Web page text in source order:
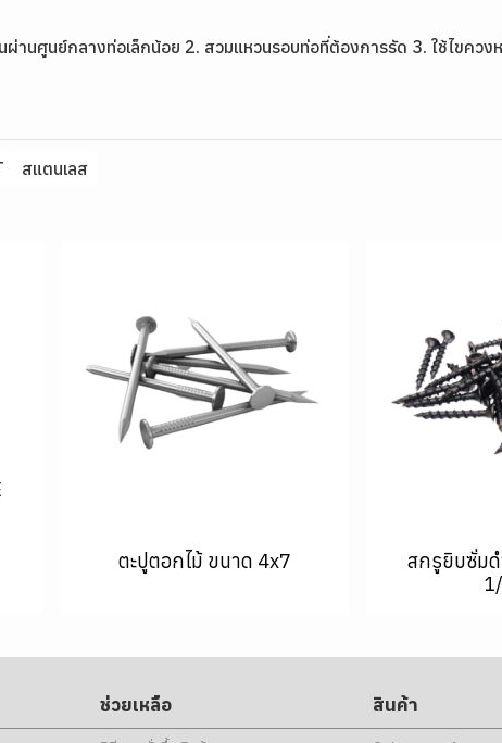
ผ่านศูนย์กลางท่อเล็กน้อย 2. สวมแหวนรอบท่อที่ต้องการรัด 3. ใช้ไขคว
สแตนเลส
ตะปูตอกไม้ ขนาด 4x7
สกรูยิบซั่ม
ช่วยเหลือ สินค้า